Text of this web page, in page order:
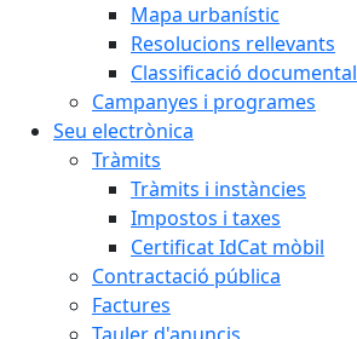
Mapa urbanístic
Resolucions rellevants
Classificació documental
Campanyes i programes
Seu electrònica
Tràmits
Tràmits i instàncies
Impostos i taxes
Certificat IdCat mòbil
Contractació pública
Factures